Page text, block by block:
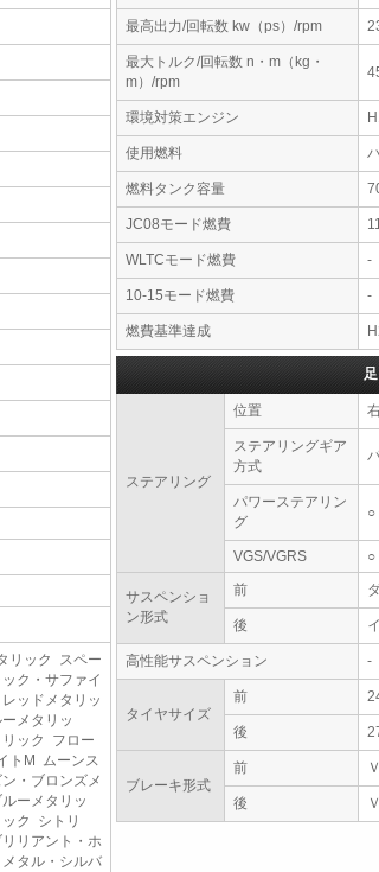
リック スペー
ク・サファイ
ッドメタリッ
メタリッ
ック フロー
トM ムーンス
・ブロンズメ
ーメタリッ
ク シトリ
リアント・ホ
タル・シルバ
最高出力/回転数 kw（ps）/rpm
最大トルク/回転数 n・m（kg・
m）/rpm
環境対策エンジン
使用燃料
燃料タンク容量
JC08モード燃費
WLTCモード燃費 -
10-15モード燃費 -
燃費基準達成
ステアリング
位置
ステアリングギア
方式
パワーステアリン
グ
○
VGS/VGRS ○
サスペンショ
ン形式
前
後
高性能サスペンション -
タイヤサイズ
前
後
ブレーキ形式
前
後